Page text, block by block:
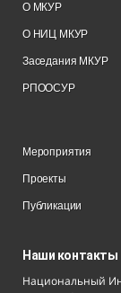
О МКУР
О НИЦ МКУР
Заседания МКУР
РПООСУР
Мероприятия
Проекты
Публикации
Наши контакты
Национальный